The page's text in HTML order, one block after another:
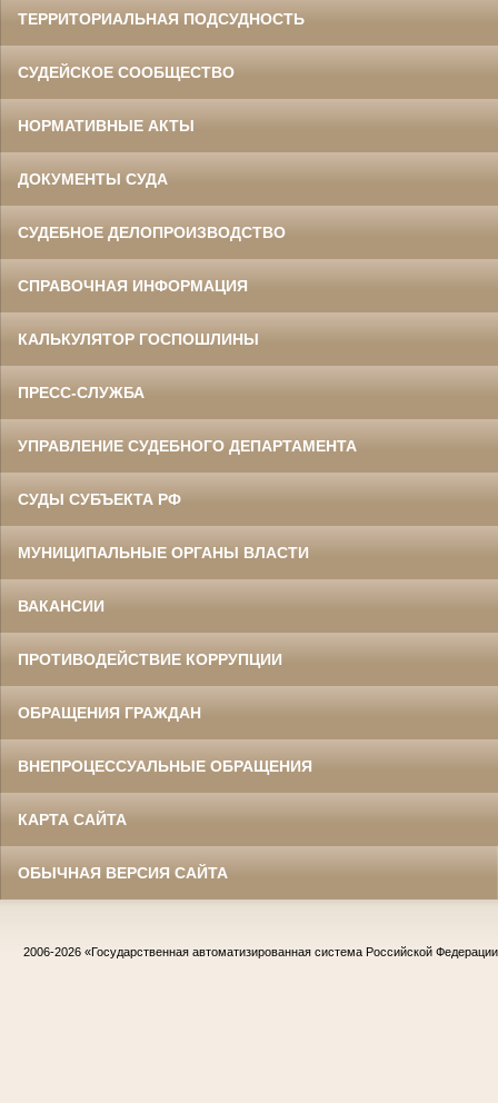
ТЕРРИТОРИАЛЬНАЯ ПОДСУДНОСТЬ
СУДЕЙСКОЕ СООБЩЕСТВО
НОРМАТИВНЫЕ АКТЫ
ДОКУМЕНТЫ СУДА
СУДЕБНОЕ ДЕЛОПРОИЗВОДСТВО
СПРАВОЧНАЯ ИНФОРМАЦИЯ
КАЛЬКУЛЯТОР ГОСПОШЛИНЫ
ПРЕСС-СЛУЖБА
УПРАВЛЕНИЕ СУДЕБНОГО ДЕПАРТАМЕНТА
СУДЫ СУБЪЕКТА РФ
МУНИЦИПАЛЬНЫЕ ОРГАНЫ ВЛАСТИ
ВАКАНСИИ
ПРОТИВОДЕЙСТВИЕ КОРРУПЦИИ
ОБРАЩЕНИЯ ГРАЖДАН
ВНЕПРОЦЕССУАЛЬНЫЕ ОБРАЩЕНИЯ
КАРТА САЙТА
ОБЫЧНАЯ ВЕРСИЯ САЙТА
2006-2026 «Государственная автоматизированная система Российской